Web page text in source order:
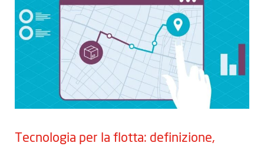
Tecnologia per la flotta: definizione,